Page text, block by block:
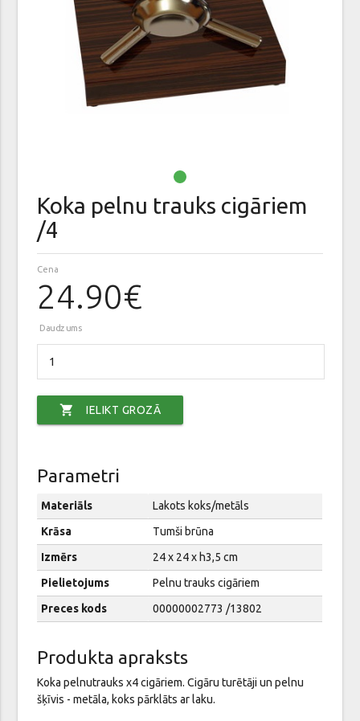
Koka pelnu trauks cigāriem
/4
Cena
24.90€
Daudzums
shopping_cart IELIKT GROZĀ
Parametri
Materiāls
Lakots koks/metāls
Krāsa
Tumši brūna
Izmērs
24 х 24 х h3,5 cm
Pielietojums
Pelnu trauks cigāriem
Preces kods
00000002773 /13802
Produkta apraksts
Koka pelnutrauks x4 cigāriem. Cigāru turētāji un pelnu
šķīvis - metāla, koks pārklāts ar laku.